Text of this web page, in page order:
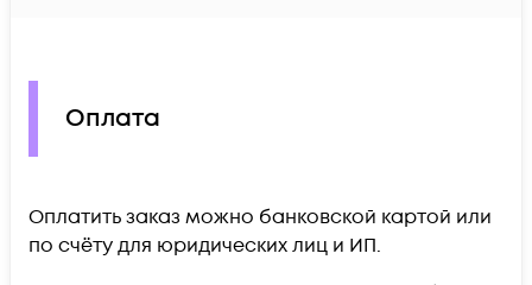
Оплата
Оплатить заказ можно банковской картой или
по счёту для юридических лиц и ИП.